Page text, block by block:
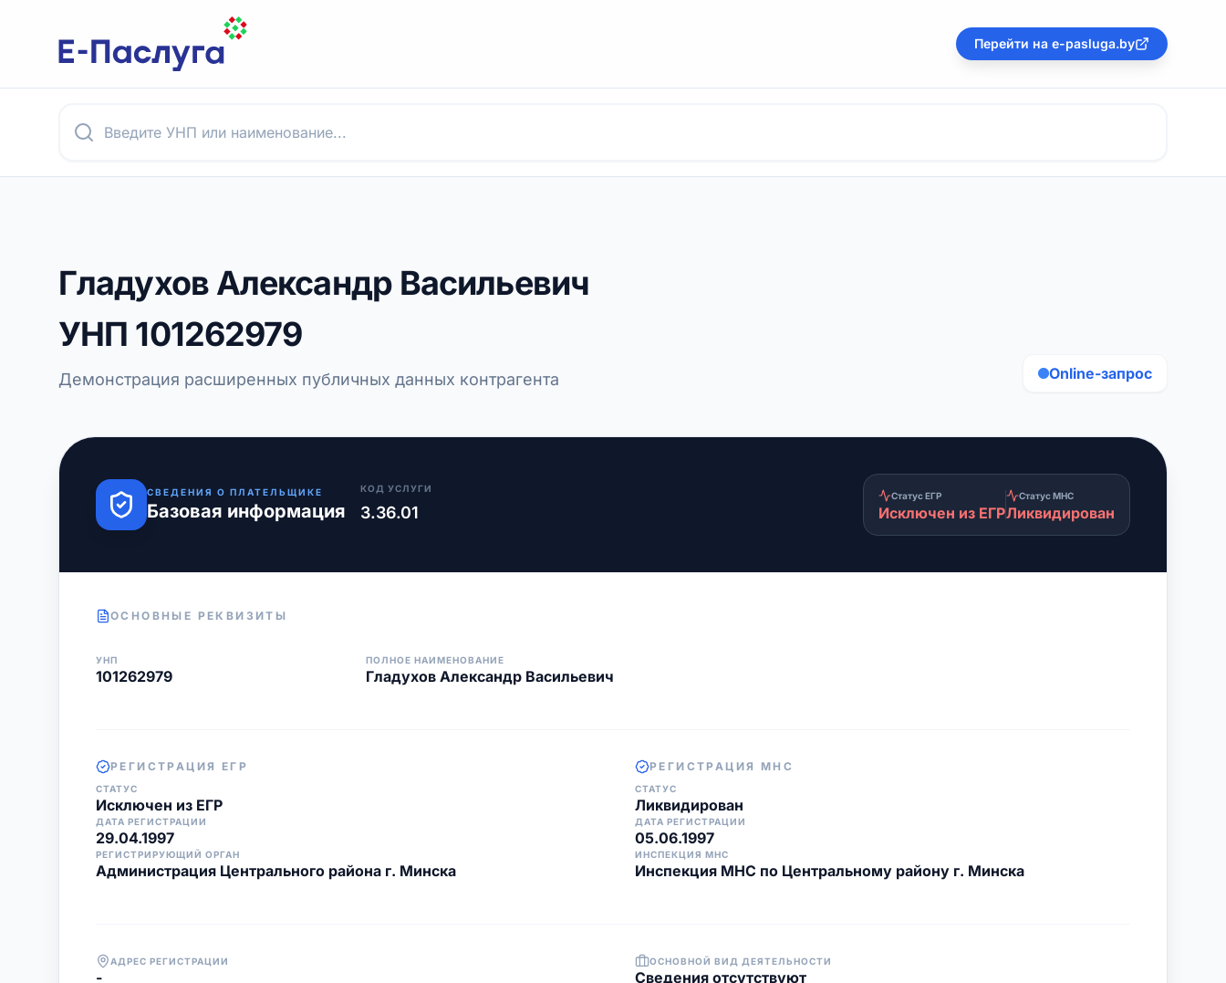
Перейти на e-pasluga.by
Гладухов Александр Васильевич
УНП 101262979
Демонстрация расширенных публичных данных контрагента Online-запрос
СВЕДЕНИЯ О ПЛАТЕЛЬЩИКЕ
Базовая информация
КОД УСЛУГИ
3.36.01
Статус ЕГР
Исключен из ЕГР
Статус МНС
Ликвидирован
ОСНОВНЫЕ РЕКВИЗИТЫ
УНП
101262979
ПОЛНОЕ НАИМЕНОВАНИЕ
Гладухов Александр Васильевич
РЕГИСТРАЦИЯ ЕГР
СТАТУС
Исключен из ЕГР
ДАТА РЕГИСТРАЦИИ
29.04.1997
РЕГИСТРИРУЮЩИЙ ОРГАН
Администрация Центрального района г. Минска
РЕГИСТРАЦИЯ МНС
СТАТУС
Ликвидирован
ДАТА РЕГИСТРАЦИИ
05.06.1997
ИНСПЕКЦИЯ МНС
Инспекция МНС по Центральному району г. Минска
АДРЕС РЕГИСТРАЦИИ
-
ОСНОВНОЙ ВИД ДЕЯТЕЛЬНОСТИ
Cведения отсутствуют